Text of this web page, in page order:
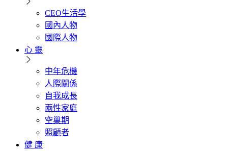
CEO生活學
國內人物
國際人物
心 靈
中年危機
人際關係
自我成長
兩性家庭
空巢期
照顧者
健 康